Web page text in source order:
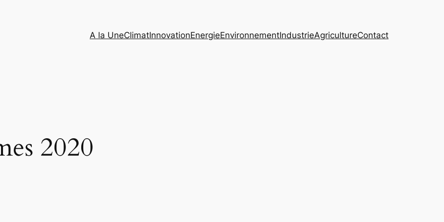
A la UneClimatInnovationEnergieEnvironnementIndustrieAgricultureContact
2020